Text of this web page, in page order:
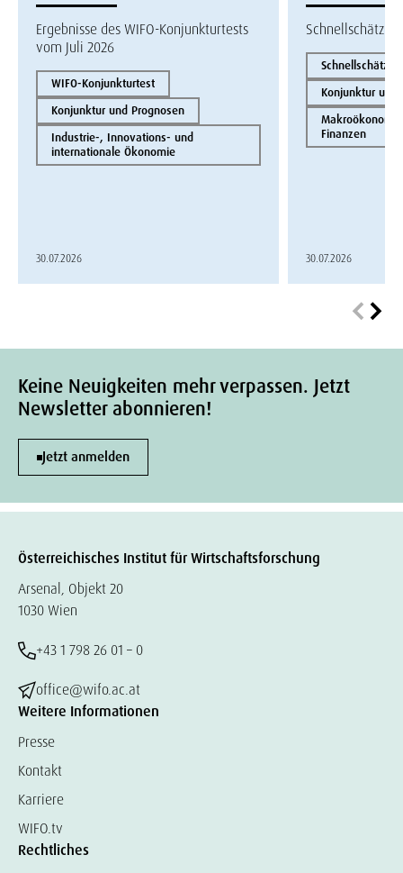
Ergebnisse des WIFO-Konjunkturtests
vom Juli 2026
WIFO-Konjunkturtest
Konjunktur und Prognosen
Industrie-, Innovations- und
internationale Ökonomie
30.07.2026
Konjunktur und
Finanzen
30.07.2026
Keine Neuigkeiten mehr verpassen. Jetzt
Newsletter abonnieren!
Jetzt anmelden
Österreichisches Institut für Wirtschaftsforschung
Arsenal, Objekt 20
1030 Wien
+43 1 798 26 01 – 0
office@wifo.ac.at
Weitere Informationen
Presse
Kontakt
Karriere
WIFO.tv
Rechtliches